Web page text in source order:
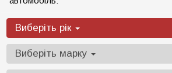
Виберіть рік
Виберіть марку